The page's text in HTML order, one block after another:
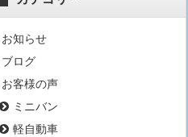
お知らせ
ブログ
お客様の声
ミニバン
軽自動車